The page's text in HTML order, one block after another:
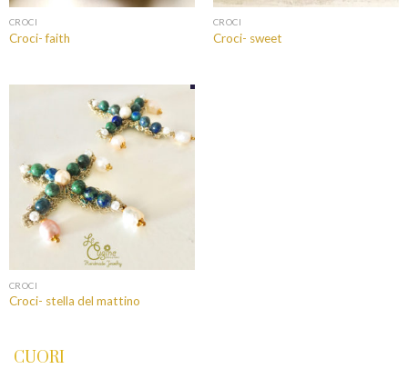
CROCI
Croci- faith
CROCI
Croci- sweet
CROCI
Croci- stella del mattino
CUORI